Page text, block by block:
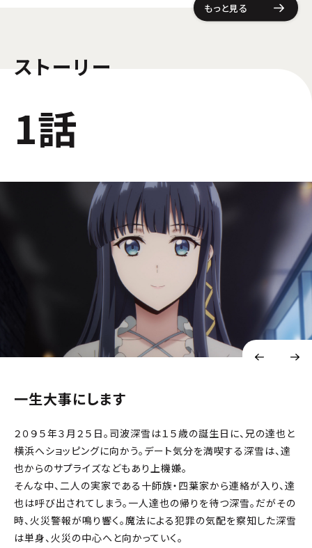
もっと見る
ストーリー
1話
一生大事にします
２０９５年３月２５日。司波深雪は１５歳の誕生日に、兄の達也と
横浜へショッピングに向かう。デート気分を満喫する深雪は、達
也からのサプライズなどもあり上機嫌。
そんな中、二人の実家である十師族・四葉家から連絡が入り、達
也は呼び出されてしまう。一人達也の帰りを待つ深雪。だがその
時、火災警報が鳴り響く。魔法による犯罪の気配を察知した深雪
は単身、火災の中心へと向かっていく。